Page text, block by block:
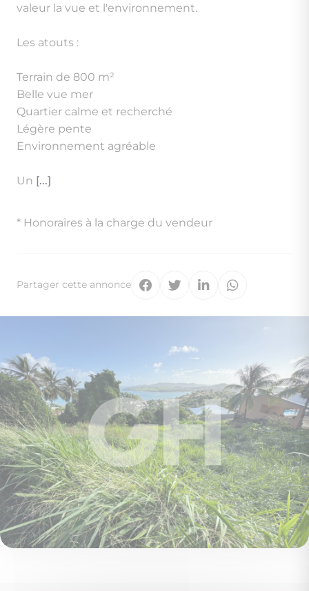
valeur la vue et l'environnement.
Les atouts :
Terrain de 800 m²
Belle vue mer
Quartier calme et recherché
Légère pente
Environnement agréable
Un [...]
* Honoraires à la charge du vendeur
Partager cette annonce